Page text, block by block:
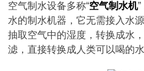
空气制水设备多称“空气制水机
水的制水机器，它无需接入水
抽取空气中的湿度，转换成水
滤，直接转换成人类可以喝的水